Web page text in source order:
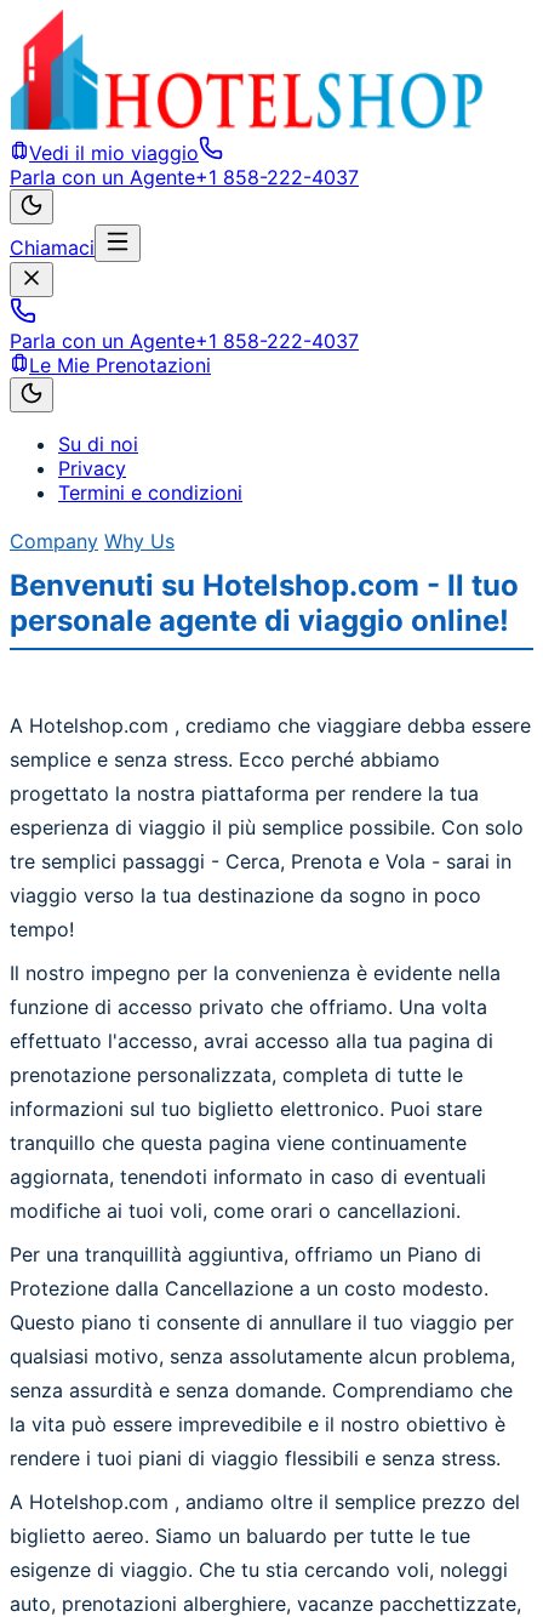
Vedi il mio viaggio
Parla con un Agente+1 858-222-4037
Chiamaci
Parla con un Agente+1 858-222-4037
Le Mie Prenotazioni
Su di noi
Privacy
Termini e condizioni
Company Why Us
Benvenuti su Hotelshop.com - Il tuo
personale agente di viaggio online!
A Hotelshop.com , crediamo che viaggiare debba essere
semplice e senza stress. Ecco perché abbiamo
progettato la nostra piattaforma per rendere la tua
esperienza di viaggio il più semplice possibile. Con solo
tre semplici passaggi - Cerca, Prenota e Vola - sarai in
viaggio verso la tua destinazione da sogno in poco
tempo!
Il nostro impegno per la convenienza è evidente nella
funzione di accesso privato che offriamo. Una volta
effettuato l'accesso, avrai accesso alla tua pagina di
prenotazione personalizzata, completa di tutte le
informazioni sul tuo biglietto elettronico. Puoi stare
tranquillo che questa pagina viene continuamente
aggiornata, tenendoti informato in caso di eventuali
modifiche ai tuoi voli, come orari o cancellazioni.
Per una tranquillità aggiuntiva, offriamo un Piano di
Protezione dalla Cancellazione a un costo modesto.
Questo piano ti consente di annullare il tuo viaggio per
qualsiasi motivo, senza assolutamente alcun problema,
senza assurdità e senza domande. Comprendiamo che
la vita può essere imprevedibile e il nostro obiettivo è
rendere i tuoi piani di viaggio flessibili e senza stress.
A Hotelshop.com , andiamo oltre il semplice prezzo del
biglietto aereo. Siamo un baluardo per tutte le tue
esigenze di viaggio. Che tu stia cercando voli, noleggi
auto, prenotazioni alberghiere, vacanze pacchettizzate,